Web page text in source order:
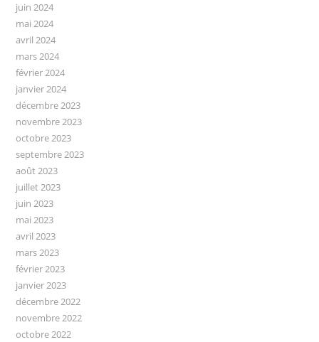
juin 2024
mai 2024
avril 2024
mars 2024
février 2024
janvier 2024
décembre 2023
novembre 2023
octobre 2023
septembre 2023
août 2023
juillet 2023
juin 2023
mai 2023
avril 2023
mars 2023
février 2023
janvier 2023
décembre 2022
novembre 2022
octobre 2022